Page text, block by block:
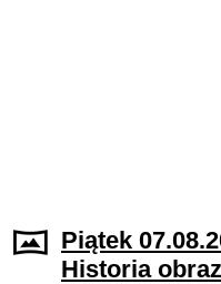
Piątek
Historia